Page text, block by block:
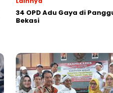
34 OPD Adu Gaya di
Bekasi